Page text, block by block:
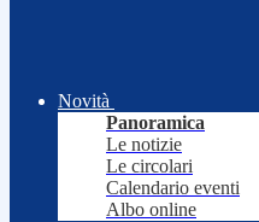
Novità
Panoramica
Le notizie
Le circolari
Calendario eventi
Albo online